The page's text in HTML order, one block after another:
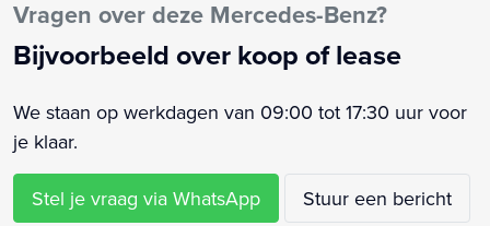
Multifunctioneel stuur
Passagiersstoel in hoogte verstelbaar
Start/stop systeem
Stuur multifunctioneel
Stuur verstelbaar
Trekhaak
Vragen over deze Mercedes-Benz?
Bijvoorbeeld over koop of lease
We staan op werkdagen van 09:00 tot 17:30 uur voor
je klaar.
Stel je vraag via WhatsApp Stuur een bericht